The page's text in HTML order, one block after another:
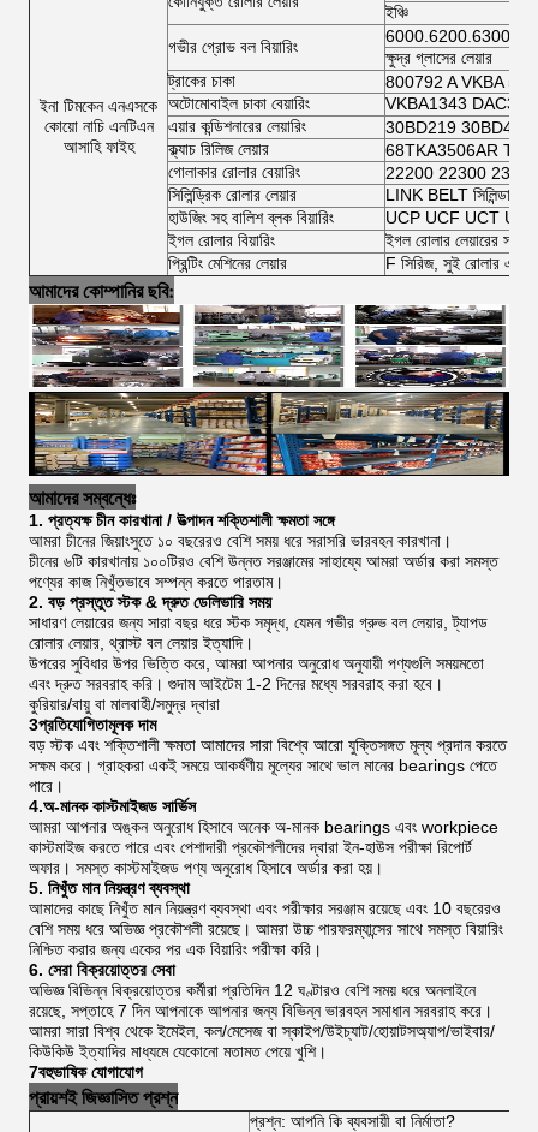
ইনা টিমকেন এনএসকে
কোয়ো নাচি এনটিএন
আসাহি ফাইহ
ইঞ্চি
গভীর গ্রোভ বল বিয়ারিং
ক্ষুদ্র গ্লাসের লেয়ার
ট্রাকের চাকা
800792 A VKBA
অটোমোবাইল চাকা বেয়ারিং
VKBA1343
এয়ার কন্ডিশনারের লেয়ারিং
30BD219 30BD40
ক্ল্যাচ রিলিজ লেয়ার
68TKA3506AR
গোলাকার রোলার বেয়ারিং
22200 22300
সিলিন্ড্রিক রোলার লেয়ার
LINK BELT সিলিন্ডারিক
হাউজিং সহ বালিশ ব্লক বিয়ারিং
UCP UCF UCT
ইগল রোলার বিয়ারিং
ইগল রোলার লেয়ারের
প্রিন্টিং মেশিনের লেয়ার
F সিরিজ, সুই রোলার এবং
আমাদের কোম্পানির ছবি:
আমাদের সম্বন্ধেঃ
1. প্রত্যক্ষ চীন কারখানা / উত্পাদন শক্তিশালী ক্ষমতা সঙ্গে
আমরা চীনের জিয়াংসুতে ১০ বছরেরও বেশি সময় ধরে সরাসরি ভারবহন কারখানা।
চীনের ৬টি কারখানায় ১০০টিরও বেশি উন্নত সরঞ্জামের সাহায্যে আমরা অর্ডার করা সমস্ত
পণ্যের কাজ নিখুঁতভাবে সম্পন্ন করতে পারতাম।
2. বড় প্রস্তুত স্টক & দ্রুত ডেলিভারি সময়
সাধারণ লেয়ারের জন্য সারা বছর ধরে স্টক সমৃদ্ধ, যেমন গভীর গ্রুভ বল লেয়ার, ট্যাপড
রোলার লেয়ার, থ্রাস্ট বল লেয়ার ইত্যাদি।
উপরের সুবিধার উপর ভিত্তি করে, আমরা আপনার অনুরোধ অনুযায়ী পণ্যগুলি সময়মতো
এবং দ্রুত সরবরাহ করি। গুদাম আইটেম 1-2 দিনের মধ্যে সরবরাহ করা হবে।
কুরিয়ার/বায়ু বা মালবাহী/সমুদ্র দ্বারা
3প্রতিযোগিতামূলক দাম
বড় স্টক এবং শক্তিশালী ক্ষমতা আমাদের সারা বিশ্বে আরো যুক্তিসঙ্গত মূল্য প্রদান করতে
সক্ষম করে। গ্রাহকরা একই সময়ে আকর্ষণীয় মূল্যের সাথে ভাল মানের bearings পেতে
পারে।
4.অ-মানক কাস্টমাইজড সার্ভিস
আমরা আপনার অঙ্কন অনুরোধ হিসাবে অনেক অ-মানক bearings এবং workpiece
কাস্টমাইজ করতে পারে এবং পেশাদারী প্রকৌশলীদের দ্বারা ইন-হাউস পরীক্ষা রিপোর্ট
অফার। সমস্ত কাস্টমাইজড পণ্য অনুরোধ হিসাবে অর্ডার করা হয়।
5. নিখুঁত মান নিয়ন্ত্রণ ব্যবস্থা
আমাদের কাছে নিখুঁত মান নিয়ন্ত্রণ ব্যবস্থা এবং পরীক্ষার সরঞ্জাম রয়েছে এবং 10 বছরেরও
বেশি সময় ধরে অভিজ্ঞ প্রকৌশলী রয়েছে। আমরা উচ্চ পারফরম্যান্সের সাথে সমস্ত বিয়ারিং
নিশ্চিত করার জন্য একের পর এক বিয়ারিং পরীক্ষা করি।
6. সেরা বিক্রয়োত্তর সেবা
অভিজ্ঞ বিভিন্ন বিক্রয়োত্তর কর্মীরা প্রতিদিন 12 ঘণ্টারও বেশি সময় ধরে অনলাইনে
রয়েছে, সপ্তাহে 7 দিন আপনাকে আপনার জন্য বিভিন্ন ভারবহন সমাধান সরবরাহ করে।
আমরা সারা বিশ্ব থেকে ইমেইল, কল/মেসেজ বা স্কাইপ/উইচ্যাট/হোয়াটসঅ্যাপ/ভাইবার/
কিউকিউ ইত্যাদির মাধ্যমে যেকোনো মতামত পেয়ে খুশি।
7বহুভাষিক যোগাযোগ
প্রায়শই জিজ্ঞাসিত প্রশ্ন
প্রশ্ন: আপনি কি ব্যবসায়ী বা নির্মাতা?